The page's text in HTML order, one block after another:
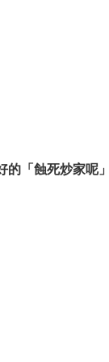
的「蝕死炒家呢